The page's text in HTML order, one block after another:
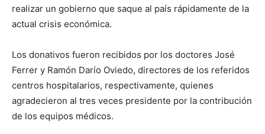
realizar un gobierno que saque al país rápidamente de la
actual crisis económica.
Los donativos fueron recibidos por los doctores José
Ferrer y Ramón Darío Oviedo, directores de los referidos
centros hospitalarios, respectivamente, quienes
agradecieron al tres veces presidente por la contribución
de los equipos médicos.